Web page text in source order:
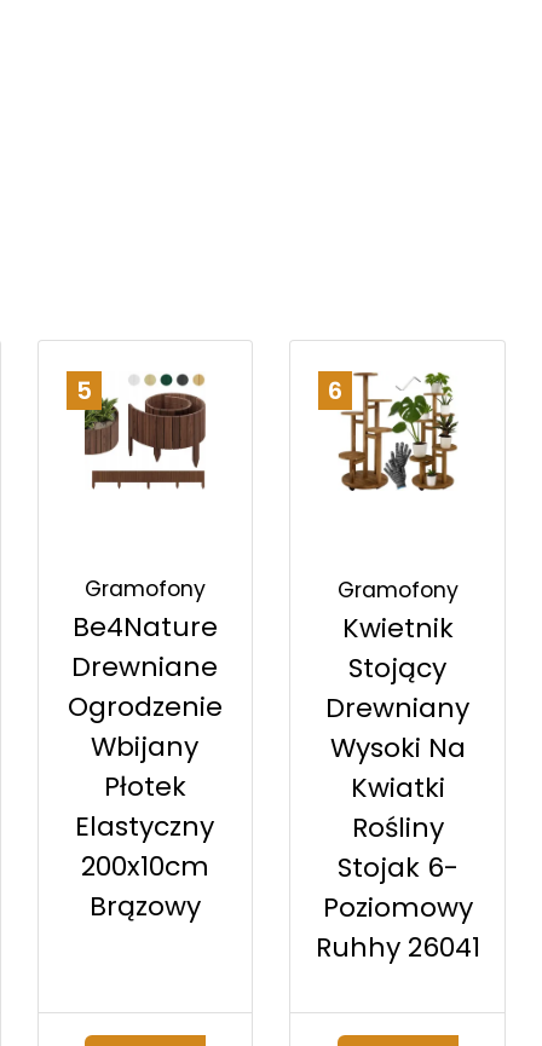
5
Gramofony
Be4Nature
Drewniane
Ogrodzenie
Wbijany
Płotek
Elastyczny
200x10cm
Brązowy
6
Gramofony
Kwietnik
Stojący
Drewniany
Wysoki Na
Kwiatki
Rośliny
Stojak 6-
Poziomowy
Ruhhy 26041